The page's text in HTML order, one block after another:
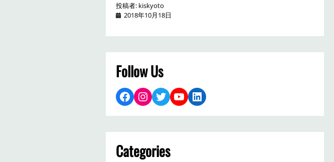
投稿者: kiskyoto
2018年10月18日
Follow Us
Facebook Instagram Twitter YouTube LinkedIn
Categories